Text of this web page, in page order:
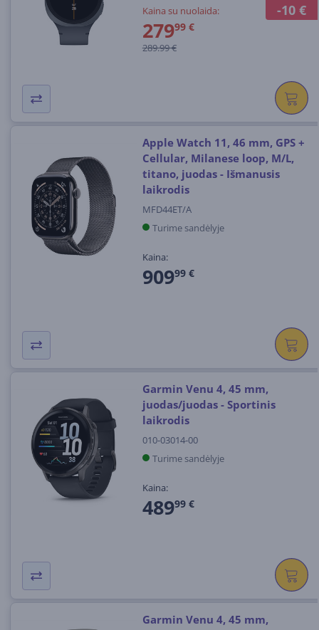
-10 €
Kaina su nuolaida:
27999 €
289.99 €
Apple Watch 11, 46 mm, GPS +
Cellular, Milanese loop, M/L,
titano, juodas - Išmanusis
laikrodis
MFD44ET/A
Turime sandėlyje
Kaina:
90999 €
Garmin Venu 4, 45 mm,
juodas/juodas - Sportinis
laikrodis
010-03014-00
Turime sandėlyje
Kaina:
48999 €
Garmin Venu 4, 45 mm,